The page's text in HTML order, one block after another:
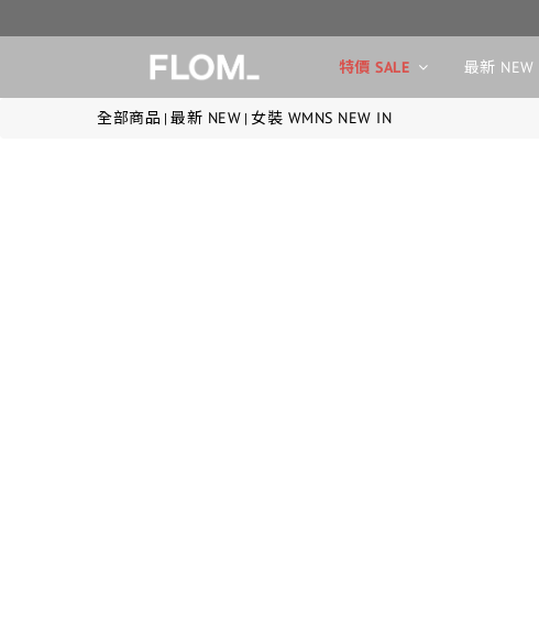
特價 SALE 最新 NEW
全部商品 | 最新 NEW | 女裝 WMNS NEW IN